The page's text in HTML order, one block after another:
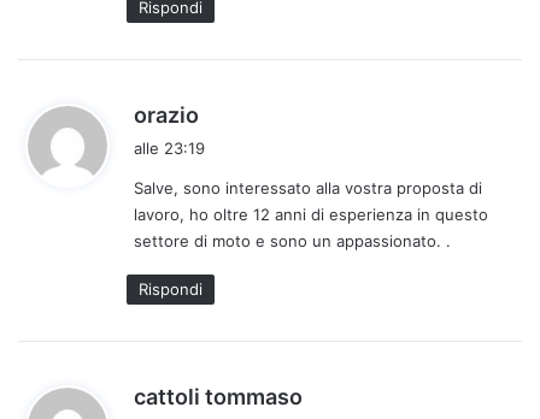
Rispondi
orazio
a
e
t
t
o
:
alle 23:19
Salve, sono interessato alla vostra proposta di
lavoro, ho oltre 12 anni di esperienza in questo
settore di moto e sono un appassionato. .
Rispondi
cattoli tommaso